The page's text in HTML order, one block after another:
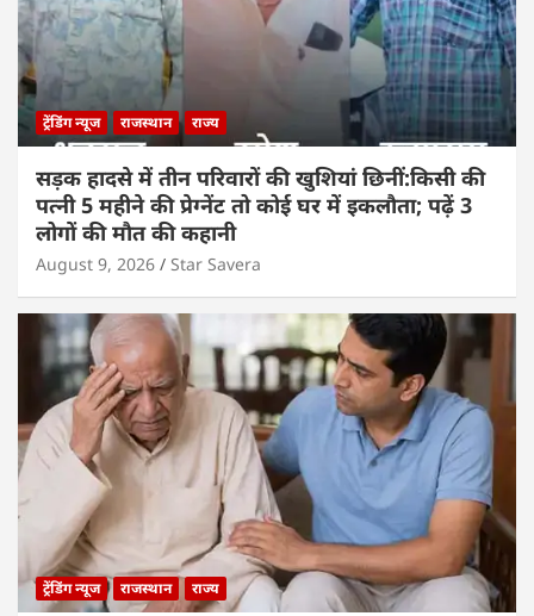
ट्रेंडिंग न्यूज राजस्थान राज्य
सड़क हादसे में तीन परिवारों की खुशियां छिनीं:किसी की
पत्नी 5 महीने की प्रेग्नेंट तो कोई घर में इकलौता; पढ़ें 3
लोगों की मौत की कहानी
August 9, 2026 Star Savera
ट्रेंडिंग न्यूज राजस्थान राज्य